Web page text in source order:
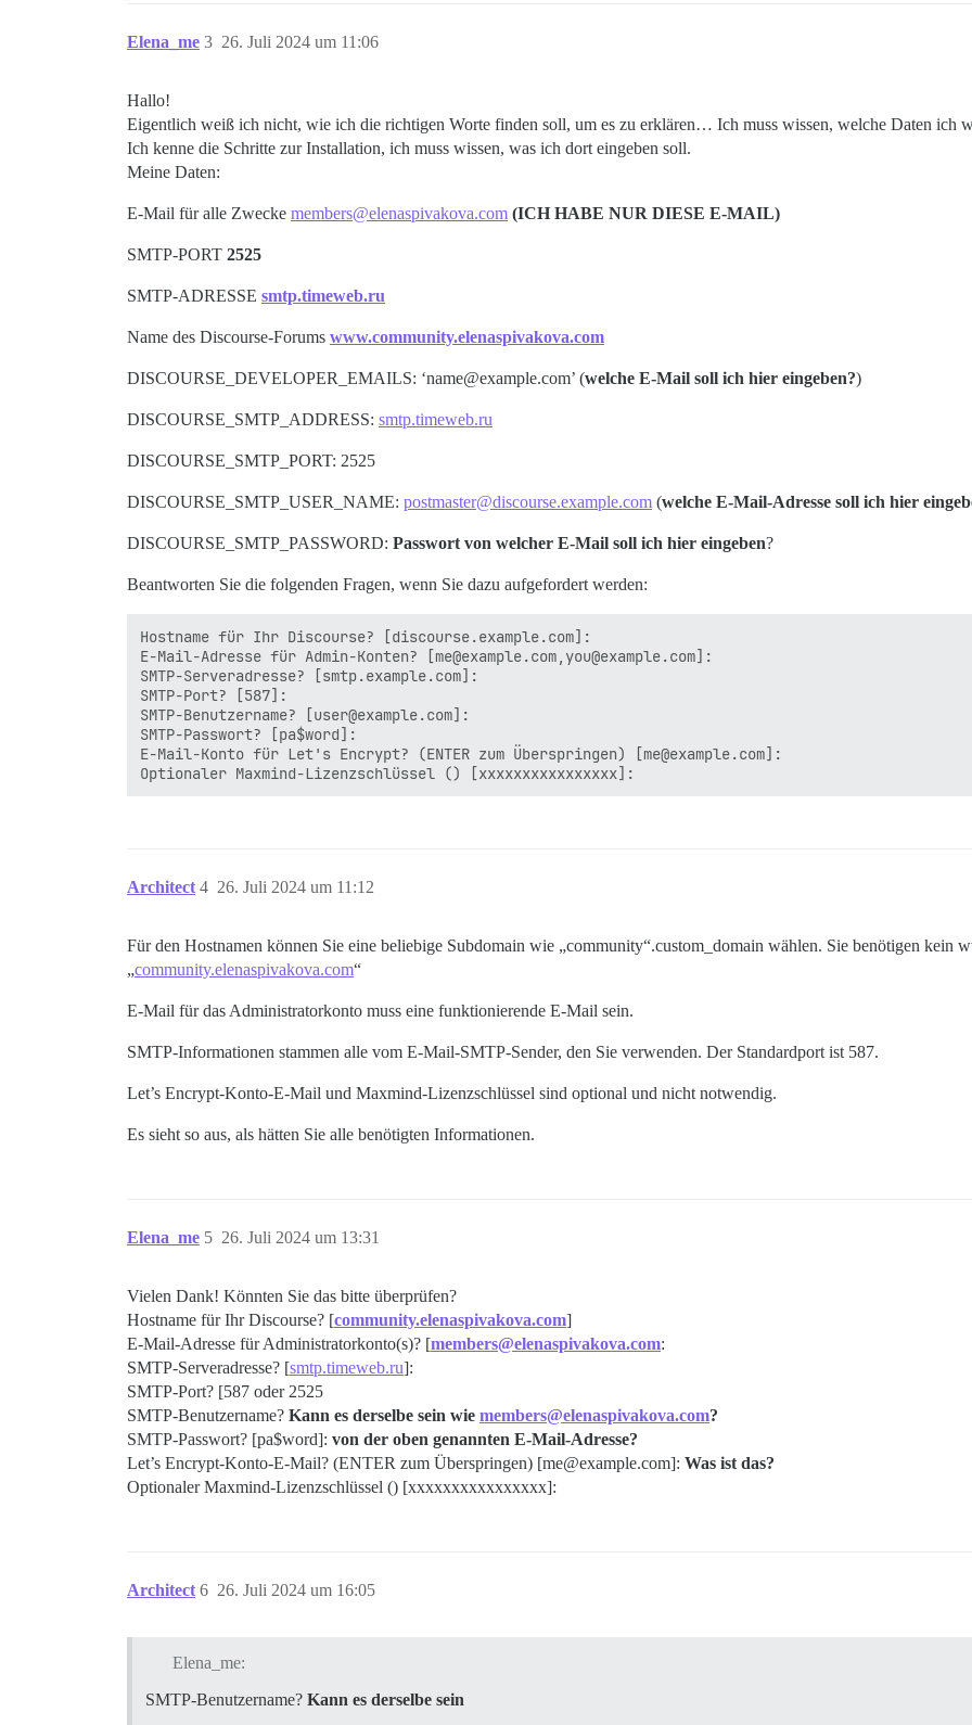
Elena_me 26. Juli 2024 um 11:06
3
Hallo!
Eigentlich weiß ich nicht, wie ich die richtigen Worte finden soll, um es zu erklären… Ich muss wissen, welche Daten ich
Ich kenne die Schritte zur Installation, ich muss wissen, was ich dort eingeben soll.
Meine Daten:
E-Mail für alle Zwecke members@elenaspivakova.com (ICH HABE NUR DIESE E-MAIL)
SMTP-PORT 2525
SMTP-ADRESSE smtp.timeweb.ru
Name des Discourse-Forums www.community.elenaspivakova.com
DISCOURSE_DEVELOPER_EMAILS: ‘name@example.com’ (welche E-Mail soll ich hier eingeben?)
DISCOURSE_SMTP_ADDRESS: smtp.timeweb.ru
DISCOURSE_SMTP_PORT: 2525
DISCOURSE_SMTP_USER_NAME: postmaster@discourse.example.com (welche E-Mail-Adresse soll ich hier
DISCOURSE_SMTP_PASSWORD: Passwort von welcher E-Mail soll ich hier eingeben?
Beantworten Sie die folgenden Fragen, wenn Sie dazu aufgefordert werden:
Hostname für Ihr Discourse? [discourse.example.com]:
E-Mail-Adresse für Admin-Konten? [me@example.com,you@example.com]:
SMTP-Serveradresse? [smtp.example.com]:
SMTP-Port? [587]:
SMTP-Benutzername? [user@example.com]:
SMTP-Passwort? [pa$word]:
E-Mail-Konto für Let's Encrypt? (ENTER zum Überspringen) [me@example.com]:
Architect 26. Juli 2024 um 11:12
4
Für den Hostnamen können Sie eine beliebige Subdomain wie „community“.custom_domain wählen. Sie benötigen kein
„community.elenaspivakova.com“
E-Mail für das Administratorkonto muss eine funktionierende E-Mail sein.
SMTP-Informationen stammen alle vom E-Mail-SMTP-Sender, den Sie verwenden. Der Standardport ist 587.
Let’s Encrypt-Konto-E-Mail und Maxmind-Lizenzschlüssel sind optional und nicht notwendig.
Es sieht so aus, als hätten Sie alle benötigten Informationen.
Elena_me 26. Juli 2024 um 13:31
5
Vielen Dank! Könnten Sie das bitte überprüfen?
Hostname für Ihr Discourse? [community.elenaspivakova.com]
E-Mail-Adresse für Administratorkonto(s)? [members@elenaspivakova.com:
SMTP-Serveradresse? [smtp.timeweb.ru]:
SMTP-Port? [587 oder 2525
SMTP-Benutzername? Kann es derselbe sein wie members@elenaspivakova.com?
SMTP-Passwort? [pa$word]: von der oben genannten E-Mail-Adresse?
Let’s Encrypt-Konto-E-Mail? (ENTER zum Überspringen) [me@example.com]: Was ist das?
Optionaler Maxmind-Lizenzschlüssel () [xxxxxxxxxxxxxxxx]:
Architect 26. Juli 2024 um 16:05
6
Elena_me:
SMTP-Benutzername? Kann es derselbe sein